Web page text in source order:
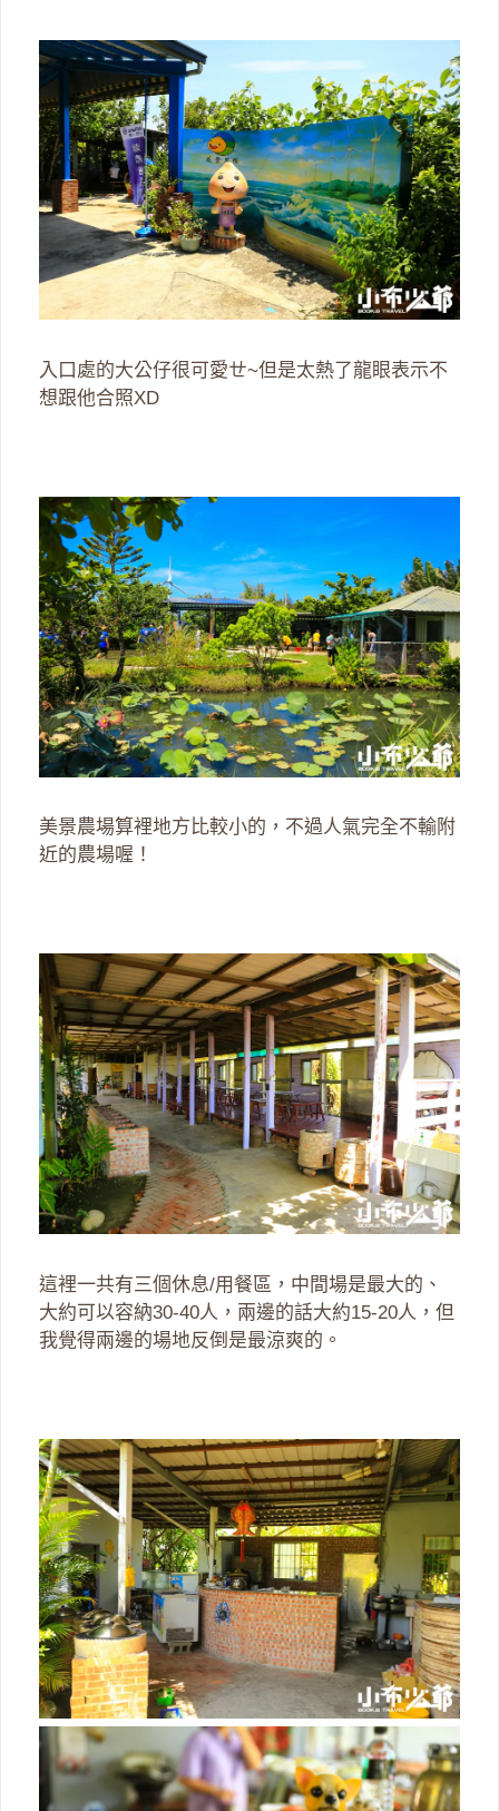
入口處的大公仔很可愛ㄝ~但是太熱了龍眼表示不
想跟他合照XD
美景農場算裡地方比較小的，不過人氣完全不輸附
近的農場喔！
這裡一共有三個休息/用餐區，中間場是最大的、
大約可以容納30-40人，兩邊的話大約15-20人，但
我覺得兩邊的場地反倒是最涼爽的。